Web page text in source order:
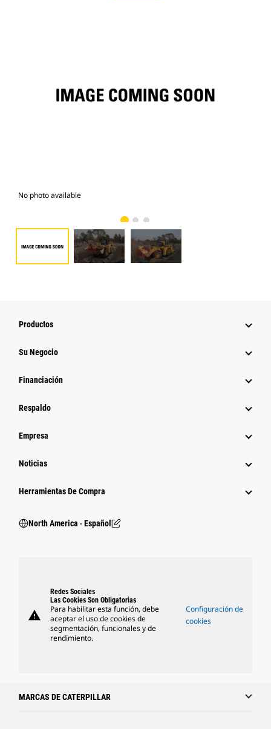
No photo available
Productos
Su Negocio
Financiación
Respaldo
Empresa
Noticias
Herramientas De Compra
North America ‧ Español
warning
Redes Sociales
Las Cookies Son Obligatorias
Para habilitar esta función, debe
aceptar el uso de cookies de
segmentación, funcionales y de
rendimiento.
Configuración de
cookies
MARCAS DE CATERPILLAR